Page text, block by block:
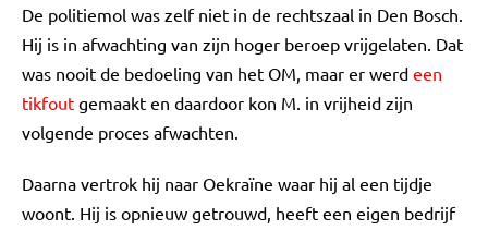
De politiemol was zelf niet in de rechtszaal in Den Bosch.
Hij is in afwachting van zijn hoger beroep vrijgelaten. Dat
was nooit de bedoeling van het OM, maar er werd een
tikfout gemaakt en daardoor kon M. in vrijheid zijn
volgende proces afwachten.
Daarna vertrok hij naar Oekraïne waar hij al een tijdje
woont. Hij is opnieuw getrouwd, heeft een eigen bedrijf